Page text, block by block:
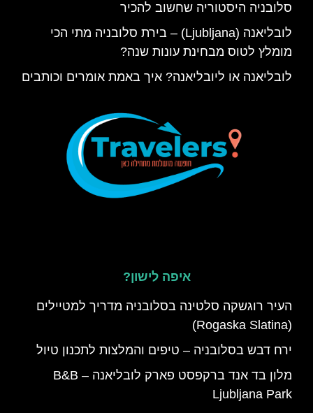
סלובניה היסטוריה שחשוב להכיר
לובליאנה (Ljubljana) – בירת סלובניה מתי הכי
מומלץ לטוס מבחינת עונות שנה?
לובליאנה או ליובליאנה? איך באמת אומרים וכותבים
איפה לישון?
העיר רוגשקה סלטינה בסלובניה מדריך למטיילים
(Rogaska Slatina)
ירח דבש בסלובניה – טיפים והמלצות לתכנון טיול
מלון בד אנד ברקפסט פארק לובליאנה – B&B
Ljubljana Park